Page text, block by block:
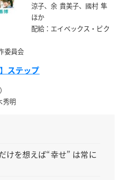
涼子、余 貴美子、國村 隼
ほか
配給：エイベックス・ピク
委員会
ステップ
秀明
けを想えば“幸せ” は常に